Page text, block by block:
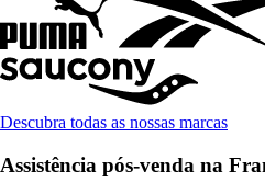
Descubra todas as nossas marcas
Assistência pós-venda na